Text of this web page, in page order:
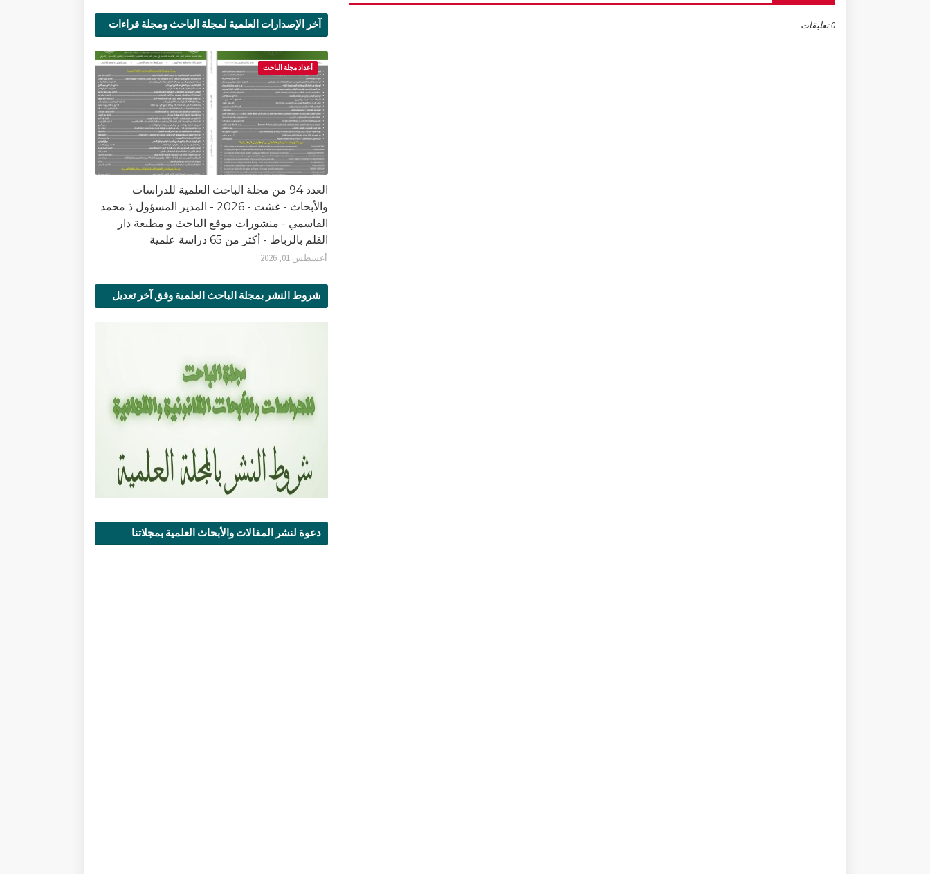
0 تعليقات
آخر الإصدارات العلمية لمجلة الباحث ومجلة قراءات
أعداد مجلة الباحث
العدد 94 من مجلة الباحث العلمية للدراسات
والأبحاث - غشت - 2026 - المدير المسؤول ذ محمد
القاسمي - منشورات موقع الباحث و مطبعة دار
القلم بالرباط - أكثر من 65 دراسة علمية
أغسطس 01, 2026
شروط النشر بمجلة الباحث العلمية وفق آخر تعديل
دعوة لنشر المقالات والأبحاث العلمية بمجلاتنا